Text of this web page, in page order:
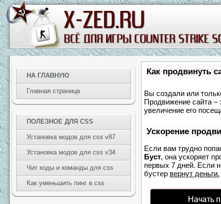
Как продвинуть
Вы создали или
Продвижение сайта –
увеличение его
Ускорение
Если вам трудно
Буст, она ускоряет
первых 7 дней. Если
бустер вернут деньги.
Начать
НА ГЛАВНУЮ
Главная страница
ПОЛЕЗНОЕ ДЛЯ CSS
Установка модов для css v87
Установка модов для css v34
Чит коды и команды для css
Как уменьшить пинг в css